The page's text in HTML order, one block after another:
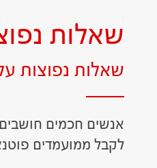
שאלות
שאלות נפוצות
אנשים חכמים
לקבל ממועמדים